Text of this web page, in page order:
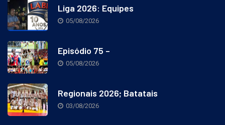
Liga 2026: Equipes
05/08/2026
Episódio 75 –
05/08/2026
Regionais 2026; Batatais
03/08/2026